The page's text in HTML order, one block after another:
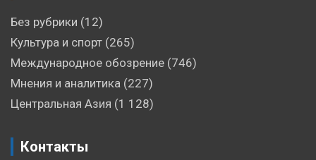
Без рубрики (12)
Культура и спорт (265)
Международное обозрение (746)
Мнения и аналитика (227)
Центральная Азия (1 128)
Контакты